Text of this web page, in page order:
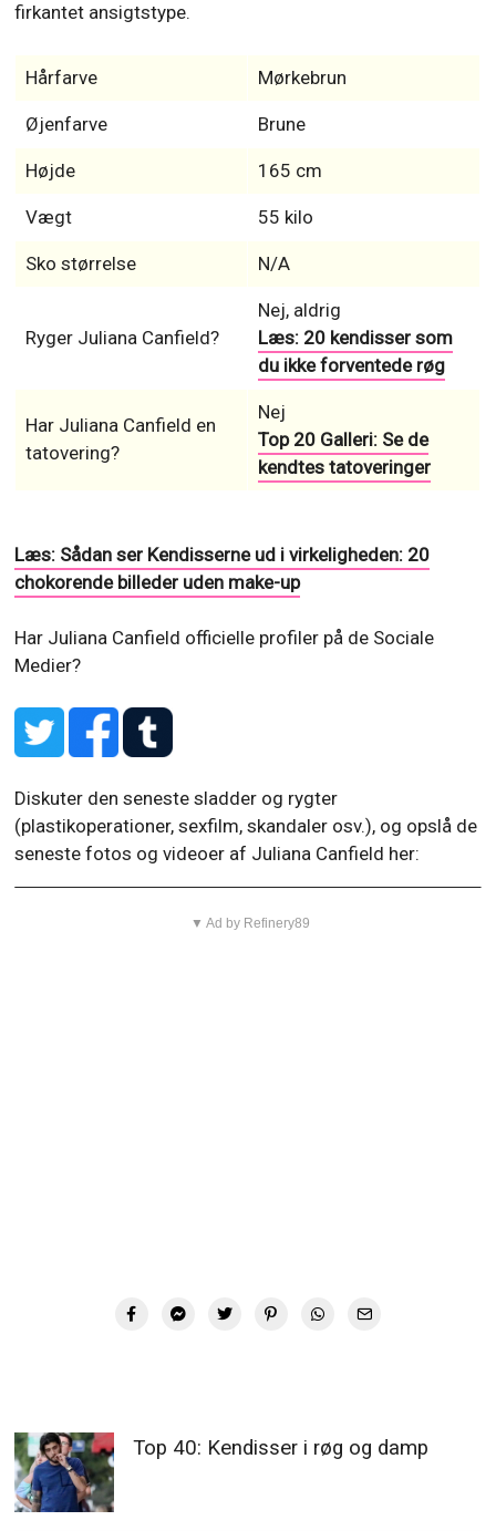
firkantet ansigtstype.
Hårfarve Mørkebrun
Øjenfarve Brune
Højde 165 cm
Vægt 55 kilo
Sko størrelse N/A
Ryger Juliana Canfield?
Nej, aldrig
Læs: 20 kendisser som
du ikke forventede røg
Har Juliana Canfield en
tatovering?
Nej
Top 20 Galleri: Se de
kendtes tatoveringer
Læs: Sådan ser Kendisserne ud i virkeligheden: 20
chokorende billeder uden make-up
Har Juliana Canfield officielle profiler på de Sociale
Medier?
Diskuter den seneste sladder og rygter
(plastikoperationer, sexfilm, skandaler osv.), og opslå de
seneste fotos og videoer af Juliana Canfield her:
▼ Ad by Refinery89
Top 40: Kendisser i røg og damp